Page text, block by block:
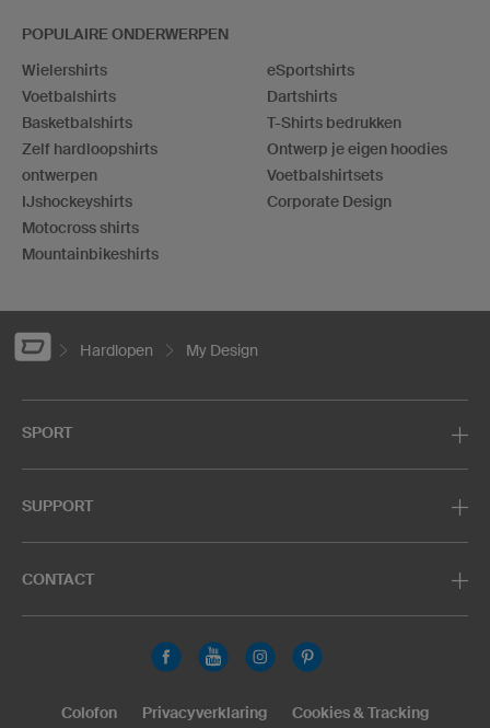
POPULAIRE ONDERWERPEN
Wielershirts
Voetbalshirts
Basketbalshirts
Zelf hardloopshirts
ontwerpen
IJshockeyshirts
Motocross shirts
Mountainbikeshirts
eSportshirts
Dartshirts
T-Shirts bedrukken
Ontwerp je eigen hoodies
Voetbalshirtsets
Corporate Design
Hardlopen My Design
SPORT
SUPPORT
CONTACT
Colofon Privacyverklaring Cookies & Tracking